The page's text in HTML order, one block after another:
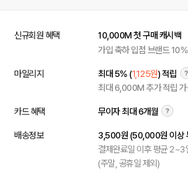
신규회원 혜택
10,000M 첫 구매 캐시백
가입 축하 입점 브랜드
마일리지 최대 5% (1,125원) 적립
최대 6,000M 추가 적립 가
카드 혜택 무이자 최대 6개월
배송정보
3,500원 (50,000원 이상
결제완료일 이후 평균 2~3
(주말, 공휴일 제외)